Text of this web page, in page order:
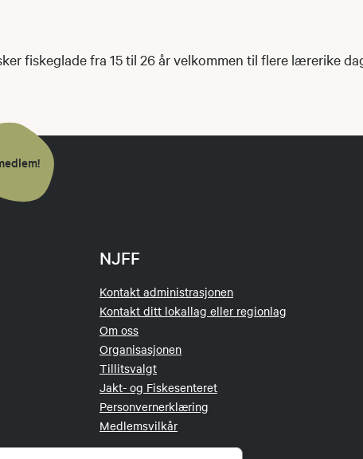
fiskeglade fra 15 til 26 år velkommen til flere lærerike
NJFF
Kontakt administrasjonen
Kontakt ditt lokallag eller regionlag
Om oss
Organisasjonen
Tillitsvalgt
Jakt- og Fiskesenteret
Personvernerklæring
Medlemsvilkår